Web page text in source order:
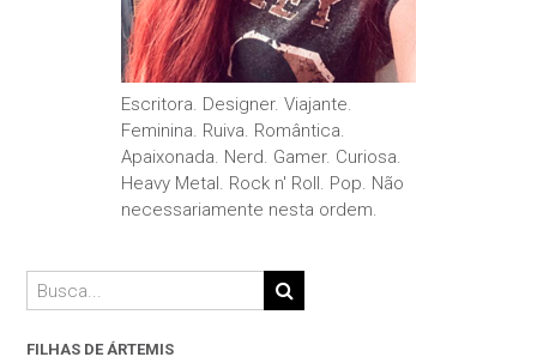
Escritora. Designer. Viajante.
Feminina. Ruiva. Romântica.
Apaixonada. Nerd. Gamer. Curiosa.
Heavy Metal. Rock n' Roll. Pop. Não
necessariamente nesta ordem.
FILHAS DE ÁRTEMIS